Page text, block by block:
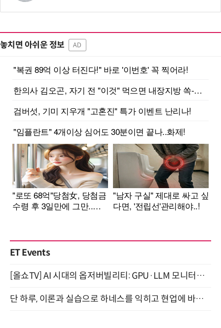
놓치면 아쉬운 정보 AD
ET Events
[올쇼TV] AI 시대의 옵저버빌리티: GPU·LLM 모니터링부터 AI 기반 장애 대응까지 (8/11 생방송)
단 하루, 이론과 실습으로 하네스를 익히고 현업에 바로 쓰는 핸즈온 워크숍 (8/20)